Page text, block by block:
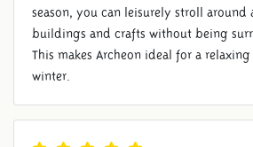
season, you can leisurely stroll around
buildings and crafts without being
This makes Archeon ideal for a
winter.